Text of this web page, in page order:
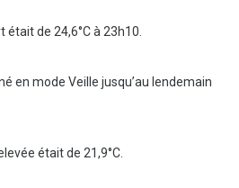
était de 24,6°C à 23h10.
en mode Veille jusqu’au lendemain
était de 21,9°C.